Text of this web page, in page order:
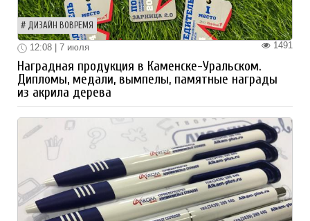
ДИЗАЙН ВОВРЕМЯ
1491
12:08 | 7 июля
Наградная продукция в Каменске-Уральском.
Дипломы, медали, вымпелы, памятные награды
из акрила дерева